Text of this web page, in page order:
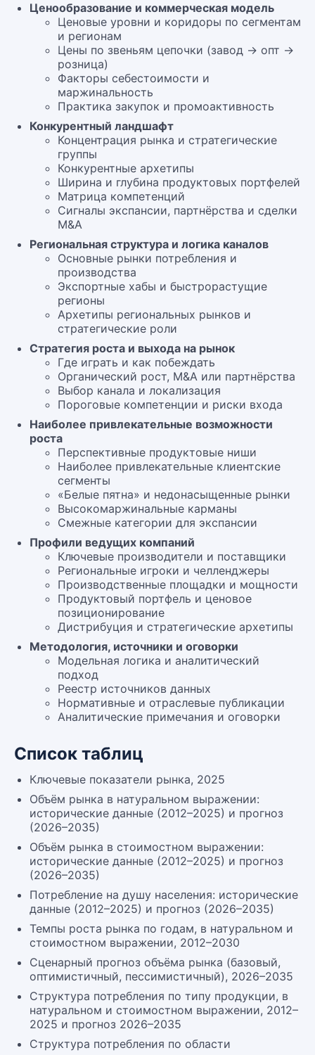
Ценообразование и коммерческая модель
Ценовые уровни и коридоры по сегментам
и регионам
Цены по звеньям цепочки (завод → опт →
розница)
Факторы себестоимости и
маржинальность
Практика закупок и промоактивность
Конкурентный ландшафт
Концентрация рынка и стратегические
группы
Конкурентные архетипы
Ширина и глубина продуктовых портфелей
Матрица компетенций
Сигналы экспансии, партнёрства и сделки
M&A
Региональная структура и логика каналов
Основные рынки потребления и
производства
Экспортные хабы и быстрорастущие
регионы
Архетипы региональных рынков и
стратегические роли
Стратегия роста и выхода на рынок
Где играть и как побеждать
Органический рост, M&A или партнёрства
Выбор канала и локализация
Пороговые компетенции и риски входа
Наиболее привлекательные возможности
роста
Перспективные продуктовые ниши
Наиболее привлекательные клиентские
сегменты
«Белые пятна» и недонасыщенные рынки
Высокомаржинальные карманы
Смежные категории для экспансии
Профили ведущих компаний
Ключевые производители и поставщики
Региональные игроки и челленджеры
Производственные площадки и мощности
Продуктовый портфель и ценовое
позиционирование
Дистрибуция и стратегические архетипы
Методология, источники и оговорки
Модельная логика и аналитический
подход
Реестр источников данных
Нормативные и отраслевые публикации
Аналитические примечания и оговорки
Список таблиц
Ключевые показатели рынка, 2025
Объём рынка в натуральном выражении:
исторические данные (2012–2025) и прогноз
(2026–2035)
Объём рынка в стоимостном выражении:
исторические данные (2012–2025) и прогноз
(2026–2035)
Потребление на душу населения: исторические
данные (2012–2025) и прогноз (2026–2035)
Темпы роста рынка по годам, в натуральном и
стоимостном выражении, 2012–2030
Сценарный прогноз объёма рынка (базовый,
оптимистичный, пессимистичный), 2026–2035
Структура потребления по типу продукции, в
натуральном и стоимостном выражении, 2012–
2025 и прогноз 2026–2035
Структура потребления по области